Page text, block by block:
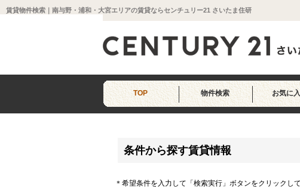
賃貸物件検索｜南与野・浦和・大宮エリアの賃貸ならセンチュリー21 さいたま住研
TOP 物件検索 お気に
条件から探す賃貸情報
＊希望条件を入力して「検索実行」ボタンをクリックして